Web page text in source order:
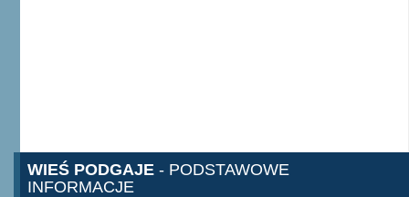
WIEŚ PODGAJE - PODSTAWOWE
INFORMACJE